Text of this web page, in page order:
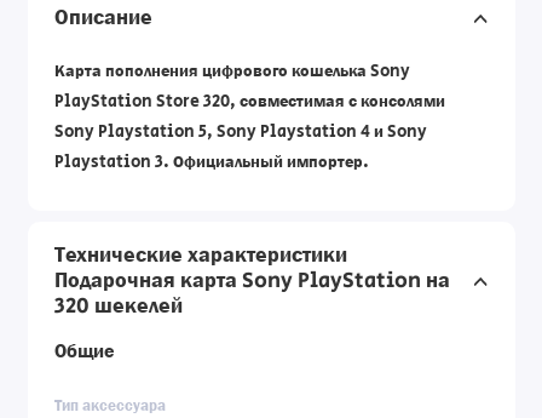
Описание
Карта пополнения цифрового кошелька Sony
PlayStation Store 320, совместимая с консолями
Sony Playstation 5, Sony Playstation 4 и Sony
Playstation 3. Официальный импортер.
Технические характеристики
Подарочная карта Sony PlayStation на
320 шекелей
Общие
Тип аксессуара